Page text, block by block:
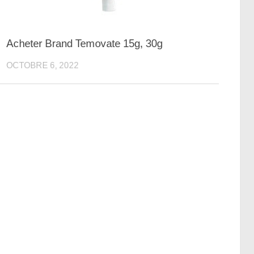
Acheter Brand Temovate 15g, 30g
OCTOBRE 6, 2022